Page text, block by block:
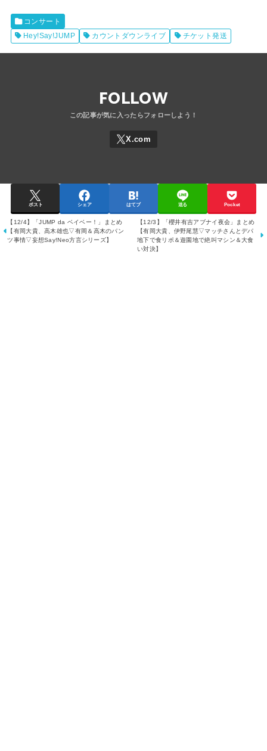
コンサート
Hey!Say!JUMP
カウントダウンライブ チケット発送
FOLLOW
ポスト シェア はてブ 送る Pocket
【12/4】「JUMP da ベイベー！」まとめ
【有岡大貴、高木雄也▽有岡＆高木のパン
ツ事情▽妄想Say!Neo方言シリーズ】
【12/3】「櫻井有吉アブナイ夜会」まとめ
【有岡大貴、伊野尾慧▽マッチさんとデパ
地下で食リポ＆遊園地で絶叫マシン＆大食
い対決】